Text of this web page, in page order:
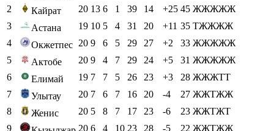
2
Кайрат 20 13 6 1 39 14 +25 45 ЖЖЖЖЖ
3
Астана 19 10 5 4 31 20 +11 35 ТЖЖЖЖ
4
Окжетпес 20 9 6 5 29 27 +2 33 ЖЖЖЖЖ
5
Актобе 20 9 4 7 29 24 +5 31 ЖЖЖЖЖ
6
Елимай 19 7 7 5 26 23 +3 28 ЖЖЖТТ
7
Улытау 20 7 6 7 16 20 -4 27 ЖЖТЖЖ
8
Женис 20 5 8 7 17 23 -6 23 ЖЖТЖТ
9
20 6 4 10 23 28 -5 22 ЖЖТЖЖ